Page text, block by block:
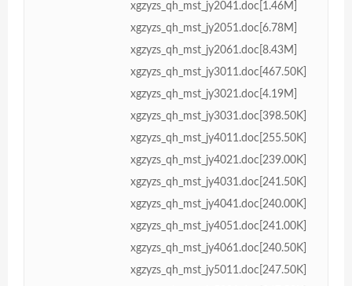
xgzyzs_qh_mst_jy2041.doc[1.46M]
xgzyzs_qh_mst_jy2051.doc[6.78M]
xgzyzs_qh_mst_jy2061.doc[8.43M]
xgzyzs_qh_mst_jy3011.doc[467.50K]
xgzyzs_qh_mst_jy3021.doc[4.19M]
xgzyzs_qh_mst_jy3031.doc[398.50K]
xgzyzs_qh_mst_jy4011.doc[255.50K]
xgzyzs_qh_mst_jy4021.doc[239.00K]
xgzyzs_qh_mst_jy4031.doc[241.50K]
xgzyzs_qh_mst_jy4041.doc[240.00K]
xgzyzs_qh_mst_jy4051.doc[241.00K]
xgzyzs_qh_mst_jy4061.doc[240.50K]
xgzyzs_qh_mst_jy5011.doc[247.50K]